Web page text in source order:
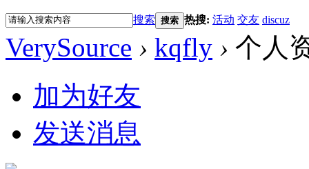
搜索 搜索 热搜: 活动 交友 discuz
VerySource › kqfly › 个人
加为好友
发送消息